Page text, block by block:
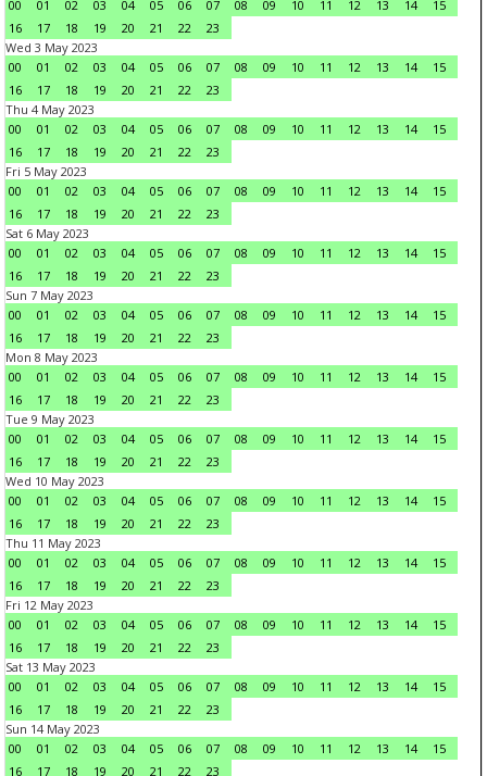
00
01 02 03 04 05 06 07 08 09 10 11 12 13 14
15
16
17 18 19 20 21 22
23
Wed 3 May 2023
00
01 02 03 04 05 06 07 08 09 10 11 12 13 14
15
16
17 18 19 20 21 22
23
Thu 4 May 2023
00
01 02 03 04 05 06 07 08 09 10 11 12 13 14
15
16
17 18 19 20 21 22
23
Fri 5 May 2023
00
01 02 03 04 05 06 07 08 09 10 11 12 13 14
15
16
17 18 19 20 21 22
23
Sat 6 May 2023
00
01 02 03 04 05 06 07 08 09 10 11 12 13 14
15
16
17 18 19 20 21 22
23
Sun 7 May 2023
00
01 02 03 04 05 06 07 08 09 10 11 12 13 14
15
16
17 18 19 20 21 22
23
Mon 8 May 2023
00
01 02 03 04 05 06 07 08 09 10 11 12 13 14
15
16
17 18 19 20 21 22
23
Tue 9 May 2023
00
01 02 03 04 05 06 07 08 09 10 11 12 13 14
15
16
17 18 19 20 21 22
23
Wed 10 May 2023
00
01 02 03 04 05 06 07 08 09 10 11 12 13 14
15
16
17 18 19 20 21 22
23
Thu 11 May 2023
00
01 02 03 04 05 06 07 08 09 10 11 12 13 14
15
16
17 18 19 20 21 22
23
Fri 12 May 2023
00
01 02 03 04 05 06 07 08 09 10 11 12 13 14
15
16
17 18 19 20 21 22
23
Sat 13 May 2023
00
01 02 03 04 05 06 07 08 09 10 11 12 13 14
15
16
17 18 19 20 21 22
23
Sun 14 May 2023
00
01 02 03 04 05 06 07 08 09 10 11 12 13 14
15
16
17 18 19 20 21 22 23